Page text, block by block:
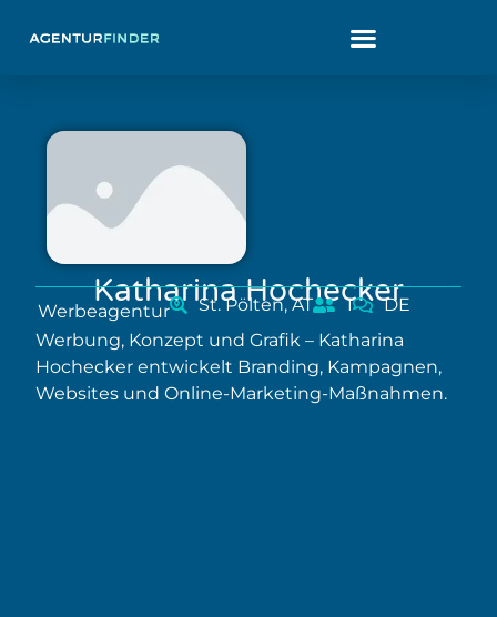
Katharina Hochecker
Werbeagentur St. Pölten, AT 1
DE
Werbung, Konzept und Grafik – Katharina
Hochecker entwickelt Branding, Kampagnen,
Websites und Online-Marketing-Maßnahmen.